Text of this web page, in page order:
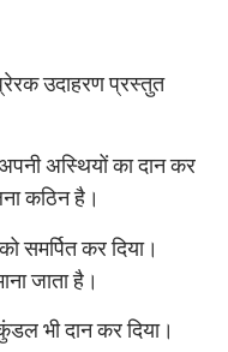
उदाहरण प्रस्तुत
अस्थियों का दान कर
कठिन है।
समर्पित कर दिया।
जाता है।
भी दान कर दिया।